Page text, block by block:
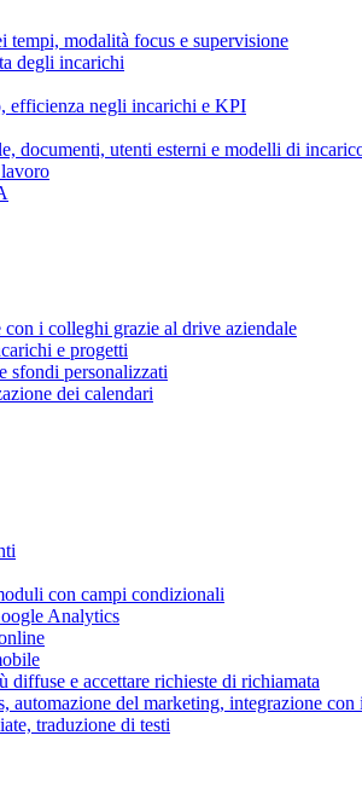
modalità focus e supervisione
degli incarichi
efficienza negli incarichi e KPI
documenti, utenti esterni e modelli di
i colleghi grazie al drive aziendale
e progetti
sfondi personalizzati
dei calendari
con campi condizionali
Analytics
e accettare richieste di richiamata
automazione del marketing, integrazione
traduzione di testi